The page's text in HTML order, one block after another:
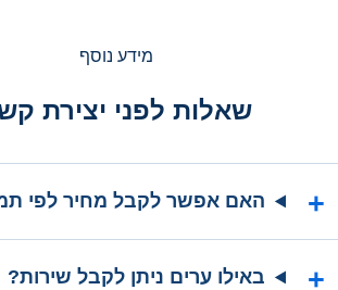
מידע נוסף
שאלות לפני יצירת
האם אפשר לקבל מחיר לפי
באילו ערים ניתן לקבל שירות?